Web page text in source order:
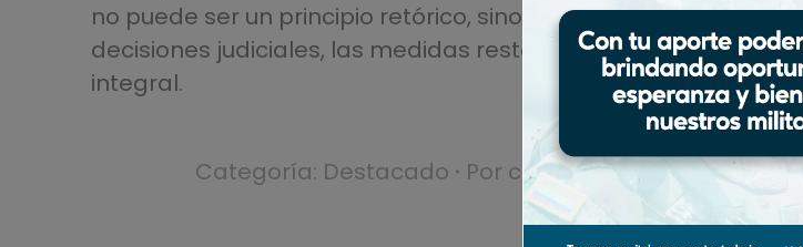
no puede ser un principio retórico, sino una guía práctica que
decisiones judiciales, las medidas restaurativas y las acciones
integral.
Categoría: Destacado Por corporac 31 de octubre